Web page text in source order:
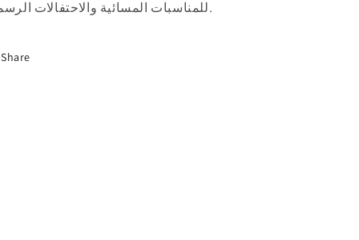
للمناسبات المسائية والاحتفالات الرسمية.
Share